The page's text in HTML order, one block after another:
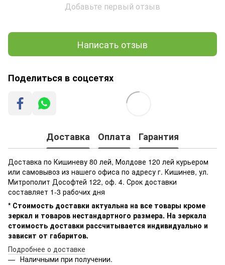
Добавьте первый отзыв
Написать отзыв
Поделиться в соцсетях
Доставка Оплата Гарантия
Доставка по Кишиневу 80 лей, Молдове 120 лей курьером
или самовывоз из нашего офиса по адресу г. Кишинев, ул.
Митрополит Дософтей 122, оф. 4. Срок доставки
составляет 1-3 рабочих дня
* Стоимость доставки актуальна на все товары кроме
зеркал и товаров нестандартного размера. На зеркала
стоимость доставки рассчитывается индивидуально и
зависит от габаритов.
Подробнее о доставке
Наличными при получении.